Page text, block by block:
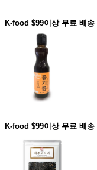
미용제
주방가
계절/생
활가전
건강가
주
방
명품식
기브랜
드
보관용
조리용
K-food $99이상 무료 배송
K-food $99이상 무료 배송